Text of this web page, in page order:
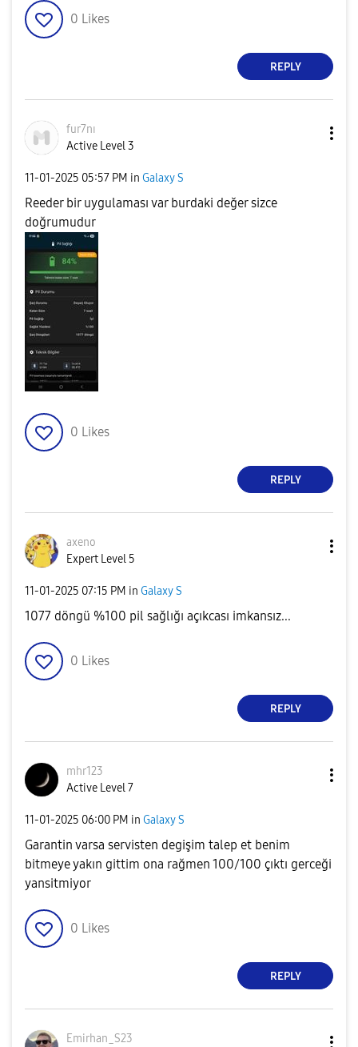
0 Likes
REPLY
fur7nı
Active Level 3
‎11-01-2025 05:57 PM in Galaxy S
Reeder bir uygulaması var burdaki değer sizce
doğrumudur
0 Likes
REPLY
axeno
Expert Level 5
‎11-01-2025 07:15 PM in Galaxy S
1077 döngü %100 pil sağlığı açıkcası imkansız...
0 Likes
REPLY
mhr123
Active Level 7
‎11-01-2025 06:00 PM in Galaxy S
Garantin varsa servisten degişim talep et benim
bitmeye yakın gittim ona rağmen 100/100 çıktı gerceği
yansitmiyor
0 Likes
REPLY
Emirhan_S23